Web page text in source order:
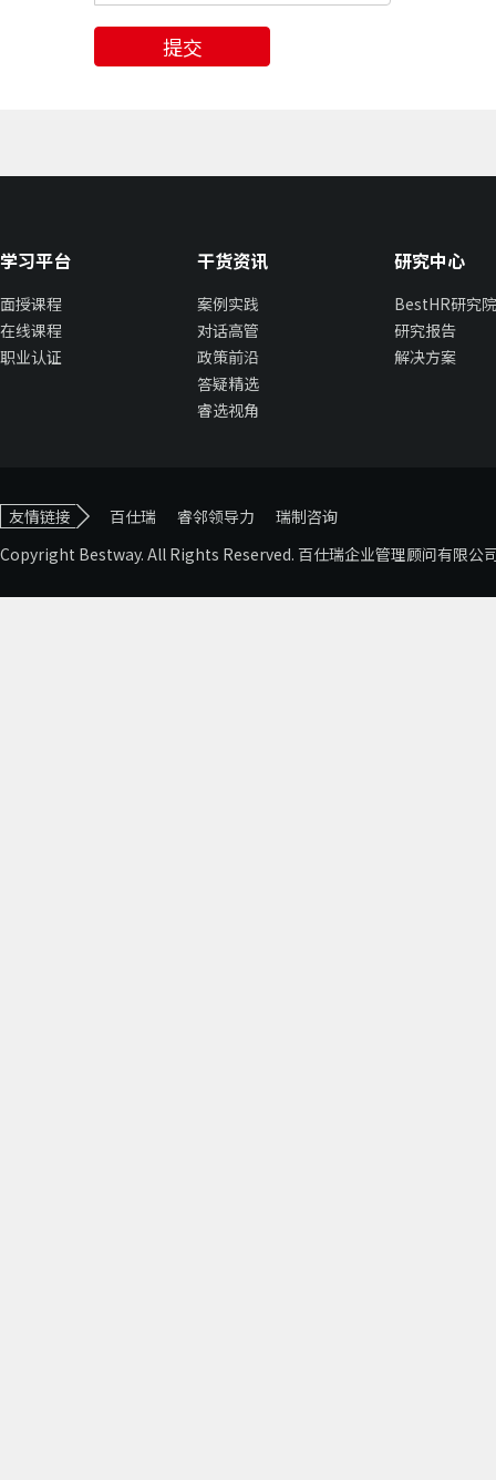
提交
学习平台
面授课程
在线课程
职业认证
干货资讯
案例实践
对话高管
政策前沿
答疑精选
睿选视角
研究中心
BestHR研究院
研究报告
解决方案
友情链接 百仕瑞 睿邻领导力
瑞制咨询
Copyright Bestway. All Rights Reserved. 百仕瑞企业管理顾问有限公